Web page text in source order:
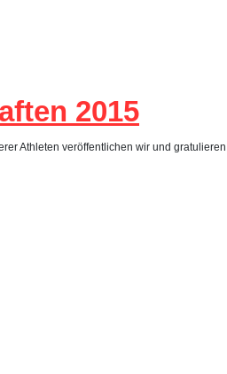
2015
Athleten veröffentlichen wir und